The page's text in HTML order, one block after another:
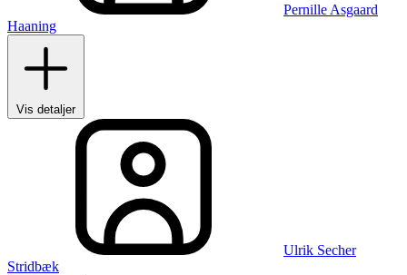
Pernille Asgaard
Haaning
Vis detaljer
Ulrik Secher
Stridbæk